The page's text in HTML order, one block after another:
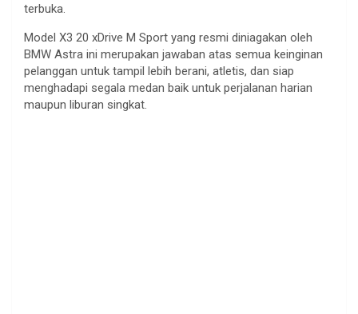
terbuka.
Model X3 20 xDrive M Sport yang resmi diniagakan oleh
BMW Astra ini merupakan jawaban atas semua keinginan
pelanggan untuk tampil lebih berani, atletis, dan siap
menghadapi segala medan baik untuk perjalanan harian
maupun liburan singkat.